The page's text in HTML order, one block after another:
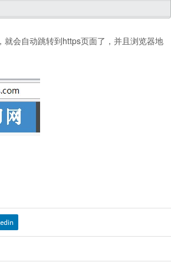
会自动跳转到https页面了，并且浏览器地